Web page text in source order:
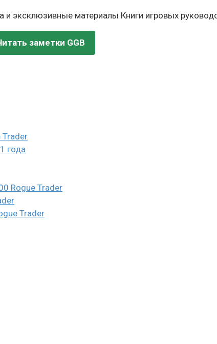
эксклюзивные материалы Книги игровых
заметки GGB
Trader
года
Rogue Trader
Trader